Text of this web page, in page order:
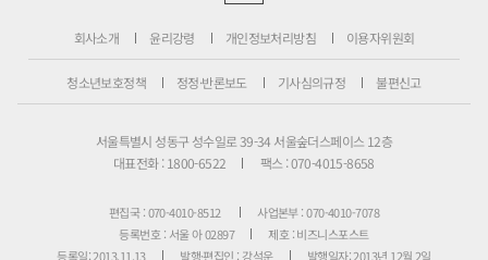
회사소개 윤리강령 개인정보처리방침 이용자위원회
청소년보호정책 정정·반론보도 기사심의규정 불편신고
서울특별시 성동구 성수일로 39-34 서울숲더스페이스 12층
대표전화 : 1800-6522
팩스 : 070-4015-8658
편집국 : 070-4010-8512
사업본부 : 070-4010-7078
등록번호 : 서울 아 02897
제호 : 비즈니스포스트
등록일: 2013.11.13
발행·편집인 : 강석운 발행일자: 2013년 12월 2일